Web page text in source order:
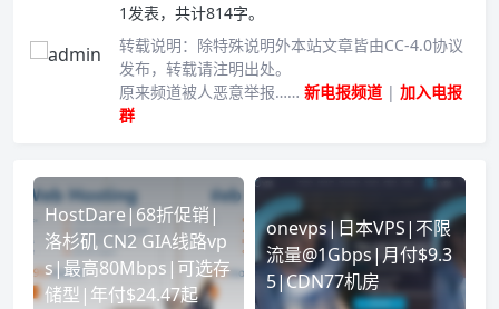
1发表，共计814字。
转载说明： 除特殊说明外本站文章皆由CC-4.0协议
发布，转载请注明出处。
原来频道被人恶意举报…… 新电报频道 | 加入电报
群
HostDare|68折促销|
洛杉矶 CN2 GIA线路vp
s|最高80Mbps|可选存
储型|年付$24.47起
onevps|日本VPS|不限
流量@1Gbps|月付$9.3
5|CDN77机房